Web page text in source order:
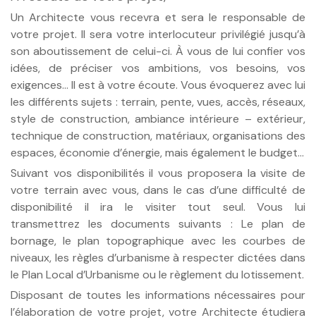
Un Architecte vous recevra et sera le responsable de
votre projet. Il sera votre interlocuteur privilégié jusqu’à
son aboutissement de celui-ci. À vous de lui confier vos
idées, de préciser vos ambitions, vos besoins, vos
exigences... Il est à votre écoute. Vous évoquerez avec lui
les différents sujets : terrain, pente, vues, accès, réseaux,
style de construction, ambiance intérieure – extérieur,
technique de construction, matériaux, organisations des
espaces, économie d’énergie, mais également le budget...
Suivant vos disponibilités il vous proposera la visite de
votre terrain avec vous, dans le cas d’une difficulté de
disponibilité il ira le visiter tout seul. Vous lui
transmettrez les documents suivants : Le plan de
bornage, le plan topographique avec les courbes de
niveaux, les règles d’urbanisme à respecter dictées dans
le Plan Local d’Urbanisme ou le règlement du lotissement.
Disposant de toutes les informations nécessaires pour
l’élaboration de votre projet, votre Architecte étudiera